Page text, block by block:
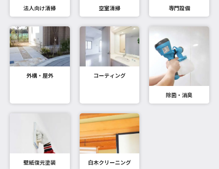
法人向け清掃 空室清掃 専門設備
外構・屋外 コーティング
除菌・消臭
壁紙復元塗装 白木クリーニング